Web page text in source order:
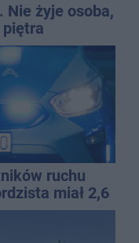
Nie żyje osoba,
piętra
ruchu
miał 2,6